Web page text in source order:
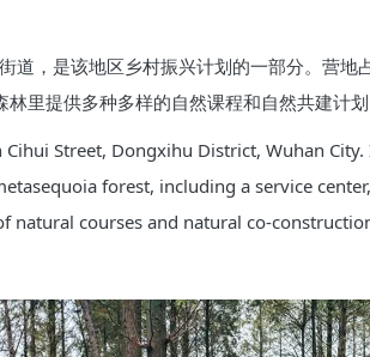
道，是该地区乡村振兴计划的一部分。营
里提供多种多样的自然课程和自然共建计划
Street, Dongxihu District, Wuhan
forest, including a service
natural courses and natural co-